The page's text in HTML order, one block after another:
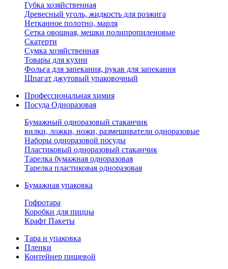
Губка хозяйственная
Древесный уголь, жидкость для розжига
Нетканное полотно, марля
Сетка овощная, мешки полипропиленовые
Скатерти
Сумка хозяйственная
Товары для кухни
Фольга для запекания, рукав для запекания
Шпагат джутовый упаковочный
Профессиональная химия
Посуда Одноразовая
Бумажный одноразовый стаканчик
вилки, ложки, ножи, размешиватели одноразовые
Наборы одноразовой посуды
Пластиковый одноразовый стаканчик
Тарелка бумажная одноразовая
Тарелка пластиковая одноразовая
Бумажная упаковка
Гофротара
Коробки для пиццы
Крафт Пакеты
Тара и упаковка
Пленки
Контейнер пищевой